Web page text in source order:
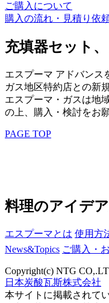
ご購入について
購入の流れ・見積り依
充填器セット
エスプーマ アドバンス
ガス地区特約店との新
エスプーマ・ガスは地
の上、購入・検討をお
PAGE TOP
料理のアイデ
エスプーマとは 使用方
News&Topics ご購入・
Copyright(c) NTG
日本炭酸瓦斯株式会社
本サイトに掲載されて